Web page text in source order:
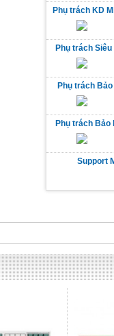
Phụ trách KD
Phụ trách
Phụ trách
Phụ trách Bảo
Support